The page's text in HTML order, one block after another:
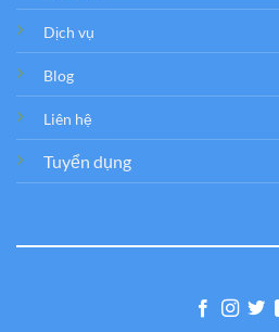
Dịch vụ
Blog
Liên hệ
Tuyển dụng